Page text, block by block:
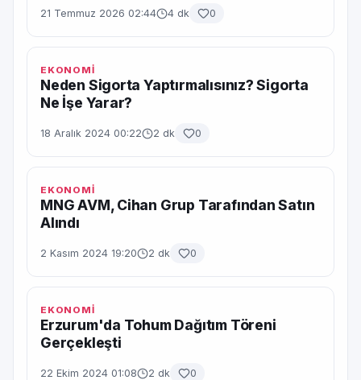
21 Temmuz 2026 02:44 4 dk 0
EKONOMİ
Neden Sigorta Yaptırmalısınız? Sigorta
Ne İşe Yarar?
18 Aralık 2024 00:22 2 dk 0
EKONOMİ
MNG AVM, Cihan Grup Tarafından Satın
Alındı
2 Kasım 2024 19:20 2 dk 0
EKONOMİ
Erzurum'da Tohum Dağıtım Töreni
Gerçekleşti
22 Ekim 2024 01:08 2 dk 0